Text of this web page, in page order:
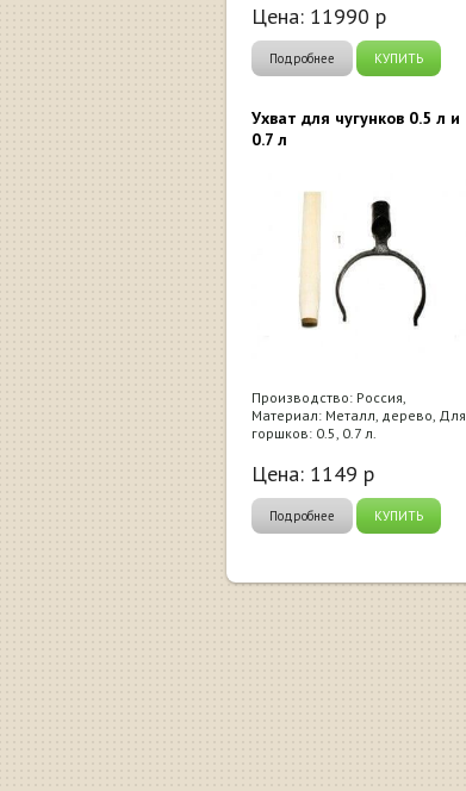
Цена: 11990 р
Подробнее КУПИТЬ
Ухват для чугунков 0.5 л и
0.7 л
Производство: Россия,
Материал: Металл, дерево, Для
горшков: 0.5, 0.7 л.
Цена: 1149 р
Подробнее КУПИТЬ